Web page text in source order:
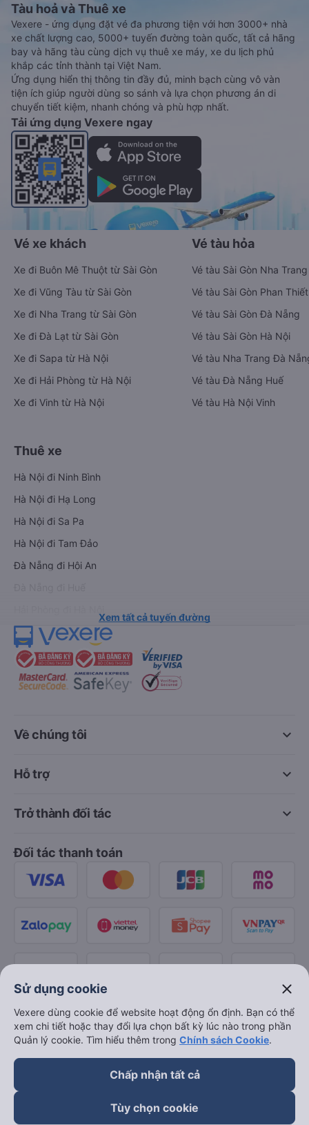
Tàu hoả và Thuê xe
Vexere - ứng dụng đặt vé đa phương tiện với hơn 3000+ nhà
xe chất lượng cao, 5000+ tuyến đường toàn quốc, tất cả hãng
bay và hãng tàu cùng dịch vụ thuê xe máy, xe du lịch phủ
khắp các tỉnh thành tại Việt Nam.
Ứng dụng hiển thị thông tin đầy đủ, minh bạch cùng vô vàn
tiện ích giúp người dùng so sánh và lựa chọn phương án di
chuyển tiết kiệm, nhanh chóng và phù hợp nhất.
Tải ứng dụng Vexere ngay
Vé xe khách
Xe đi Buôn Mê Thuột từ Sài Gòn
Xe đi Vũng Tàu từ Sài Gòn
Xe đi Nha Trang từ Sài Gòn
Xe đi Đà Lạt từ Sài Gòn
Xe đi Sapa từ Hà Nội
Xe đi Hải Phòng từ Hà Nội
Xe đi Vinh từ Hà Nội
Vé tàu hỏa
Vé tàu Sài Gòn Nha Trang
Vé tàu Sài Gòn Phan Thiết
Vé tàu Sài Gòn Đà Nẵng
Vé tàu Sài Gòn Hà Nội
Vé tàu Nha Trang Đà
Vé tàu Đà Nẵng Huế
Vé tàu Hà Nội Vinh
Thuê xe
Hà Nội đi Ninh Bình
Hà Nội đi Hạ Long
Hà Nội đi Sa Pa
Hà Nội đi Tam Đảo
Đà Nẵng đi Hội An
Xem tất cả tuyến đường
keyboard_arrow_down
Về chúng tôi
keyboard_arrow_down
Hỗ trợ
keyboard_arrow_down
Trở thành đối tác
Đối tác thanh toán
Sử dụng cookie close
Vexere dùng cookie để website hoạt động ổn định. Bạn có thể
xem chi tiết hoặc thay đổi lựa chọn bất kỳ lúc nào trong phần
Quản lý cookie. Tìm hiểu thêm trong Chính sách Cookie.
Chấp nhận tất cả
Tùy chọn cookie